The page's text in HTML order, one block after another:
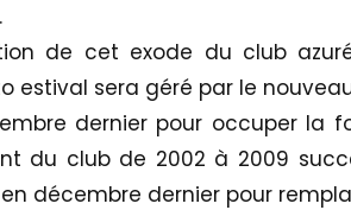
de cet exode du club
estival sera géré par le
dernier pour occuper la
du club de 2002 à 2009
décembre dernier pour